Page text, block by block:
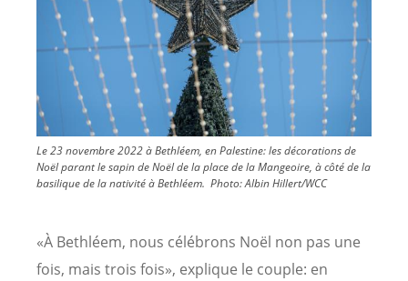
Le 23 novembre 2022 à Bethléem, en Palestine: les décorations de
Noël parant le sapin de Noël de la place de la Mangeoire, à côté de la
basilique de la nativité à Bethléem. Photo:Albin Hillert/WCC
«À Bethléem, nous célébrons Noël non pas une
fois, mais trois fois», explique le couple: en